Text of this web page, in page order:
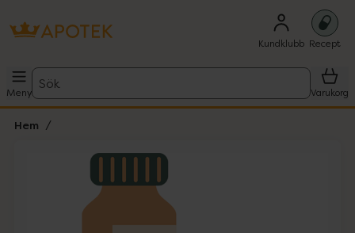
Kundklubb Recept
Meny
Sök
Varukorg
Hem
Lista: . Innehåller 1 objekt.